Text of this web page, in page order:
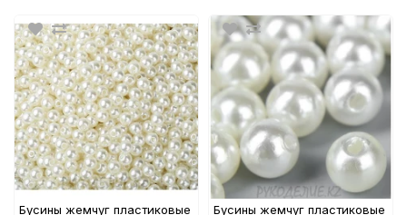
Бусины жемчуг пластиковые
Бусины жемчуг пластиковые